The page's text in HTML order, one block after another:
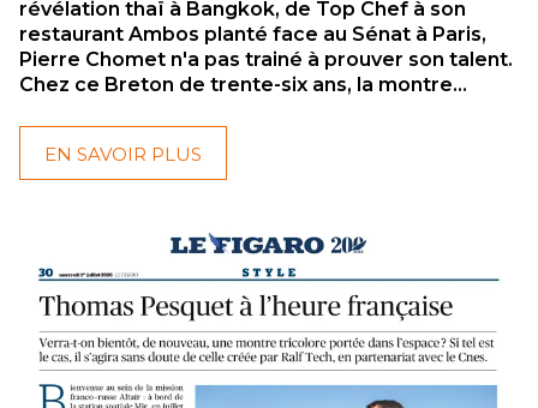
révélation thaï à Bangkok, de Top Chef à son
restaurant Ambos planté face au Sénat à Paris,
Pierre Chomet n'a pas trainé à prouver son talent.
Chez ce Breton de trente-six ans, la montre
comme le reste. Une complice taillée pour les
combats. Fatalement, RALF TECH en a fait son
ambassadeur.
EN SAVOIR PLUS